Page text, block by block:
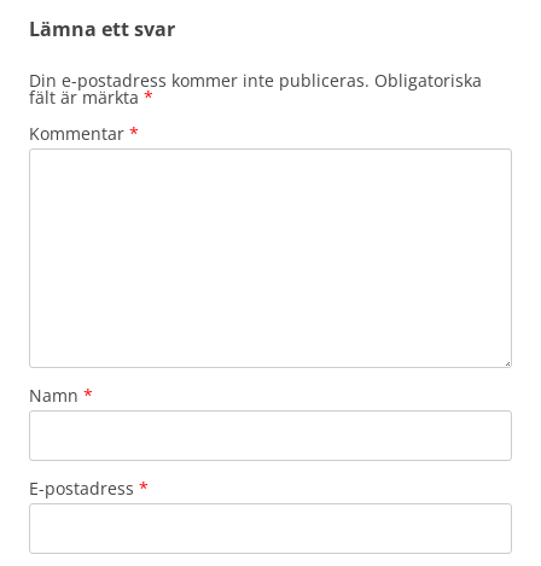
Lämna ett svar
Din e-postadress kommer inte publiceras. Obligatoriska
fält är märkta *
Kommentar *
Namn *
E-postadress *